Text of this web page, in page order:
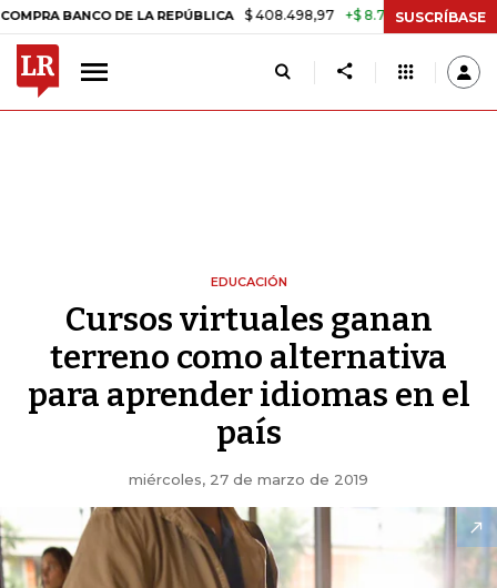
BANCO DE LA REPÚBLICA $ 408.498,97 +$ 8.753,81 +2,19% TASA
SUSCRÍBASE
EDUCACIÓN
Cursos virtuales ganan
terreno como alternativa
para aprender idiomas en el
país
miércoles, 27 de marzo de 2019